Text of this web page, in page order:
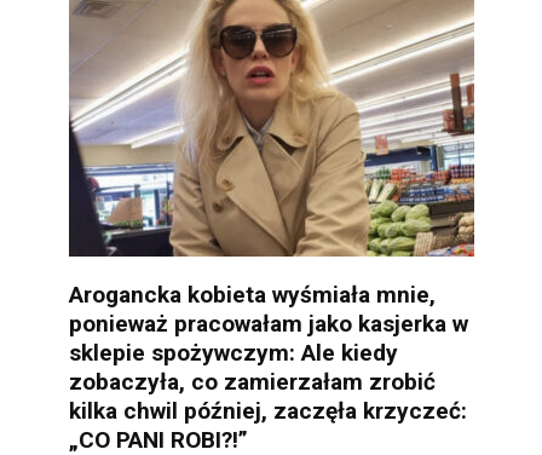
Arogancka kobieta wyśmiała mnie,
ponieważ pracowałam jako kasjerka w
sklepie spożywczym: Ale kiedy
zobaczyła, co zamierzałam zrobić
kilka chwil później, zaczęła krzyczeć:
„CO PANI ROBI?!”